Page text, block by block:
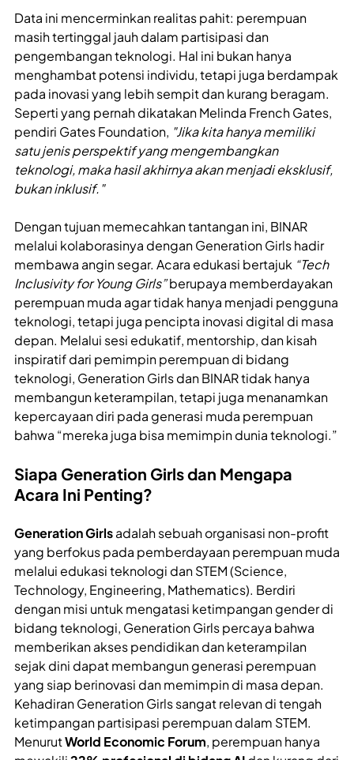
Data ini mencerminkan realitas pahit: perempuan
masih tertinggal jauh dalam partisipasi dan
pengembangan teknologi. Hal ini bukan hanya
menghambat potensi individu, tetapi juga berdampak
pada inovasi yang lebih sempit dan kurang beragam.
Seperti yang pernah dikatakan Melinda French Gates,
pendiri Gates Foundation, "Jika kita hanya memiliki
satu jenis perspektif yang mengembangkan
teknologi, maka hasil akhirnya akan menjadi eksklusif,
bukan inklusif."
Dengan tujuan memecahkan tantangan ini, BINAR
melalui kolaborasinya dengan Generation Girls hadir
membawa angin segar. Acara edukasi bertajuk “Tech
Inclusivity for Young Girls”berupaya memberdayakan
perempuan muda agar tidak hanya menjadi pengguna
teknologi, tetapi juga pencipta inovasi digital di masa
depan. Melalui sesi edukatif, mentorship, dan kisah
inspiratif dari pemimpin perempuan di bidang
teknologi, Generation Girls dan BINAR tidak hanya
membangun keterampilan, tetapi juga menanamkan
kepercayaan diri pada generasi muda perempuan
bahwa “mereka juga bisa memimpin dunia teknologi.”
Siapa Generation Girls dan Mengapa
Acara Ini Penting?
Generation Girlsadalah sebuah organisasi non-profit
yang berfokus pada pemberdayaan perempuan muda
melalui edukasi teknologi dan STEM (Science,
Technology, Engineering, Mathematics). Berdiri
dengan misi untuk mengatasi ketimpangan gender di
bidang teknologi, Generation Girls percaya bahwa
memberikan akses pendidikan dan keterampilan
sejak dini dapat membangun generasi perempuan
yang siap berinovasi dan memimpin di masa depan.
Kehadiran Generation Girls sangat relevan di tengah
ketimpangan partisipasi perempuan dalam STEM.
MenurutWorld Economic Forum, perempuan hanya